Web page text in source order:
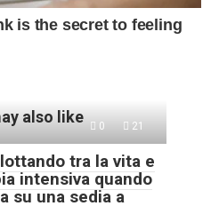
also like 0 21
tra la vita e
intensiva quando
su una sedia a